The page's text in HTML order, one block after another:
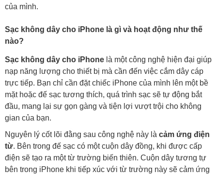
của mình.
Sạc không dây cho iPhone là gì và hoạt động như thế
nào?
Sạc không dây cho iPhone là một công nghệ hiện đại giúp
nạp năng lượng cho thiết bị mà cần đến việc cắm dây cáp
trực tiếp. Bạn chỉ cần đặt chiếc iPhone của mình lên một bề
mặt hoặc đế sạc tương thích, quá trình sạc sẽ tự động bắt
đầu, mang lại sự gọn gàng và tiện lợi vượt trội cho không
gian của bạn.
Nguyên lý cốt lõi đằng sau công nghệ này là cảm ứng điện
từ. Bên trong đế sạc có một cuộn dây đồng, khi được cấp
điện sẽ tạo ra một từ trường biến thiên. Cuộn dây tương tự
bên trong iPhone khi tiếp xúc với từ trường này sẽ cảm ứng